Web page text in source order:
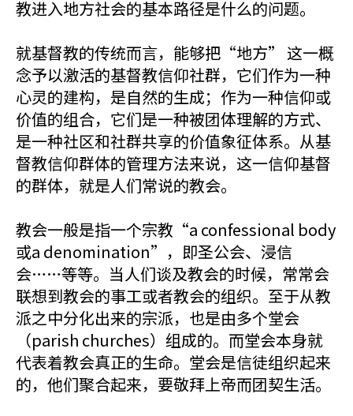
教进入地方社会的基本路径是什么的问题。
就基督教的传统而言，能够把“地方” 这一概
念予以激活的基督教信仰社群，它们作为一种
心灵的建构，是自然的生成；作为一种信仰或
价值的组合，它们是一种被团体理解的方式、
是一种社区和社群共享的价值象征体系。从基
督教信仰群体的管理方法来说，这一信仰基督
的群体，就是人们常说的教会。
教会一般是指一个宗教“a confessional body
或a denomination”，即圣公会、浸信
会……等等。当人们谈及教会的时候，常常会
联想到教会的事工或者教会的组织。至于从教
派之中分化出来的宗派，也是由多个堂会
（parish churches）组成的。而堂会本身就
代表着教会真正的生命。堂会是信徒组织起来
的，他们聚合起来，要敬拜上帝而团契生活。